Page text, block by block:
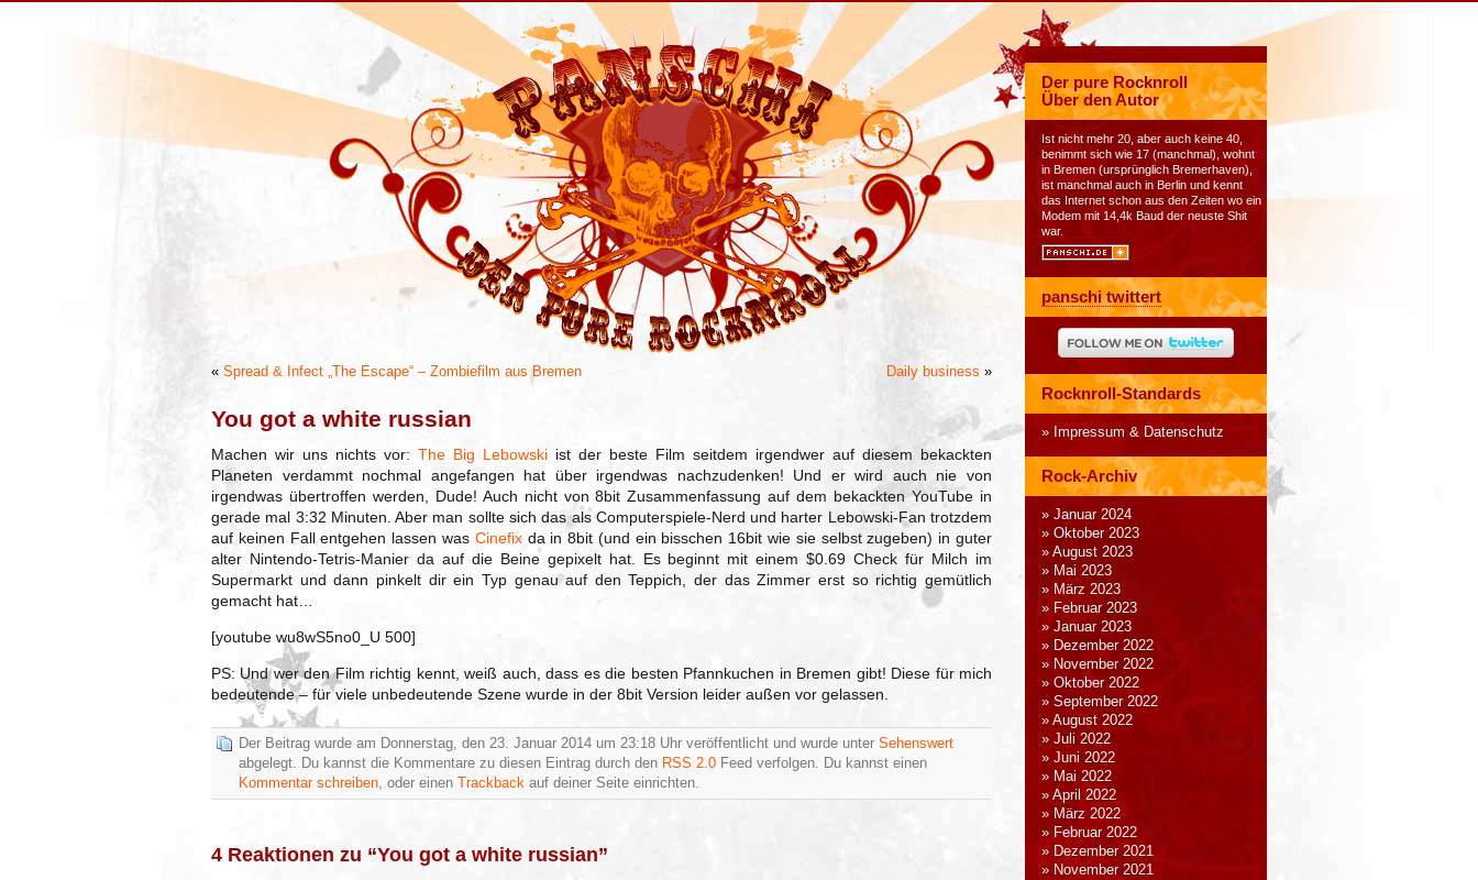
« Spread & Infect „The Escape“ – Zombiefilm aus Bremen Daily business »
You got a white russian
Machen wir uns nichts vor: The Big Lebowski ist der beste Film seitdem irgendwer auf diesem bekackten
Planeten verdammt nochmal angefangen hat über irgendwas nachzudenken! Und er wird auch nie von
irgendwas übertroffen werden, Dude! Auch nicht von 8bit Zusammenfassung auf dem bekackten YouTube in
gerade mal 3:32 Minuten. Aber man sollte sich das als Computerspiele-Nerd und harter Lebowski-Fan trotzdem
auf keinen Fall entgehen lassen was Cinefixda in 8bit (und ein bisschen 16bit wie sie selbst zugeben) in guter
alter Nintendo-Tetris-Manier da auf die Beine gepixelt hat. Es beginnt mit einem $0.69 Check für Milch im
Supermarkt und dann pinkelt dir ein Typ genau auf den Teppich, der das Zimmer erst so richtig gemütlich
gemacht hat…
[youtube wu8wS5no0_U 500]
PS: Und wer den Film richtig kennt, weiß auch, dass es die besten Pfannkuchen in Bremen gibt! Diese für mich
bedeutende – für viele unbedeutende Szene wurde in der 8bit Version leider außen vor gelassen.
Der Beitrag wurde am Donnerstag, den 23. Januar 2014 um 23:18 Uhr veröffentlicht und wurde unter Sehenswert
abgelegt. Du kannst die Kommentare zu diesen Eintrag durch den RSS 2.0 Feed verfolgen. Du kannst einen
Kommentar schreiben, oder einen Trackback auf deiner Seite einrichten.
4 Reaktionen zu “You got a white russian”
Der pure Rocknroll
Über den Autor
Ist nicht mehr 20, aber auch keine 40,
benimmt sich wie 17 (manchmal), wohnt
in Bremen (ursprünglich Bremerhaven),
ist manchmal auch in Berlin und kennt
das Internet schon aus den Zeiten wo ein
Modem mit 14,4k Baud der neuste Shit
war.
panschi twittert
Rocknroll-Standards
Impressum & Datenschutz
Rock-Archiv
Januar 2024
Oktober 2023
August 2023
Mai 2023
März 2023
Februar 2023
Januar 2023
Dezember 2022
November 2022
Oktober 2022
September 2022
August 2022
Juli 2022
Juni 2022
Mai 2022
April 2022
März 2022
Februar 2022
Dezember 2021
November 2021